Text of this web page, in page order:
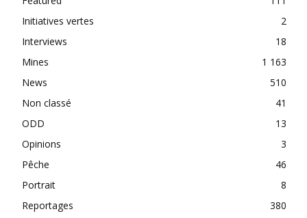
Initiatives vertes
2
Interviews
18
Mines
1 163
News
510
Non classé
41
ODD
13
Opinions
3
Pêche
46
Portrait
8
Reportages
380